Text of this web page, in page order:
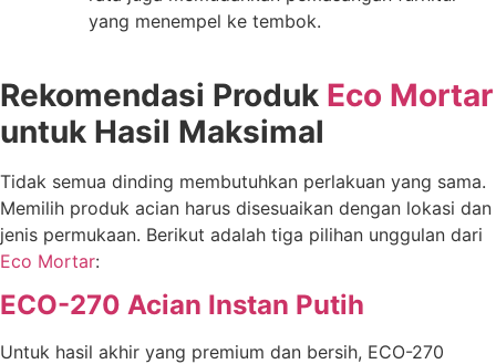
yang menempel ke tembok.
Rekomendasi Produk Eco Mortar
untuk Hasil Maksimal
Tidak semua dinding membutuhkan perlakuan yang sama.
Memilih produk acian harus disesuaikan dengan lokasi dan
jenis permukaan. Berikut adalah tiga pilihan unggulan dari
Eco Mortar:
ECO-270 Acian Instan Putih
Untuk hasil akhir yang premium dan bersih, ECO-270